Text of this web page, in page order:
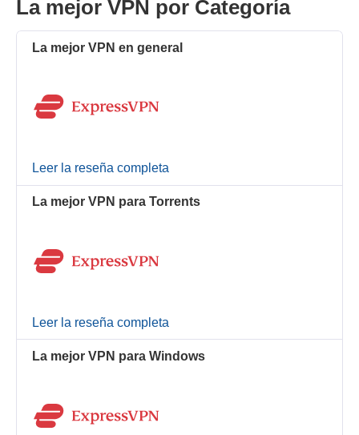
La mejor VPN por Categoría
La mejor VPN en general
Leer la reseña completa
La mejor VPN para Torrents
Leer la reseña completa
La mejor VPN para Windows